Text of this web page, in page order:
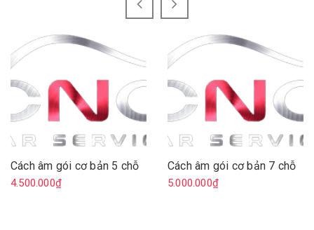
Cách âm gói cơ bản 5 chỗ
4.500.000₫
Cách âm gói cơ bản 7 chỗ
5.000.000₫